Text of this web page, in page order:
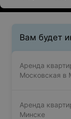
Вам будет
Аренда
Московская в
Аренда
Минске